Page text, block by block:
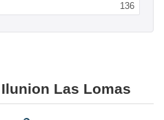
136
Las Lomas